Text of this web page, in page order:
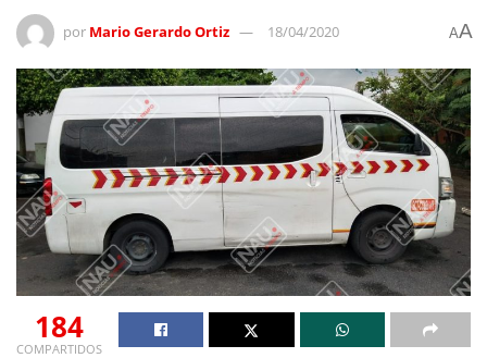
por Mario Gerardo Ortiz 18/04/2020 AA
184
COMPARTIDOS